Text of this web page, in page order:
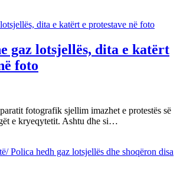
gaz lotsjellës, dita e katërt
foto
fotografik sjellim imazhet e protestës së
e kryeqytetit. Ashtu dhe si…